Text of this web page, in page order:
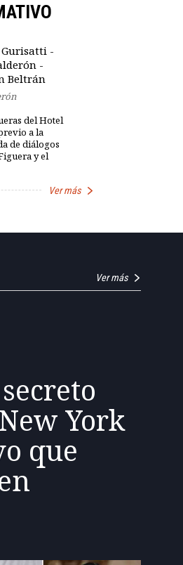
-
-
Beltrán
del Hotel
a la
de diálogos
y el
Ver más
Ver más
York
que